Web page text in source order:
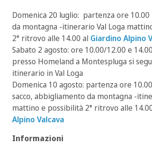
Domenica 20 luglio: partenza ore
da montagna -itinerario Val Loga
2° ritrovo alle 14.00 al Giardino Alpino
Sabato 2 agosto: ore 10.00/12.00 e
presso Homeland a Montespluga si
itinerario in Val Loga
Domenica 10 agosto: partenza ore
sacco, abbigliamento da montagna -
mattino e possibilità 2° ritrovo alle
Alpino Valcava
Informazioni